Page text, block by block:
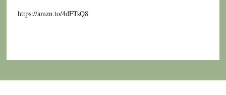
https://amzn.to/4dFTsQ8